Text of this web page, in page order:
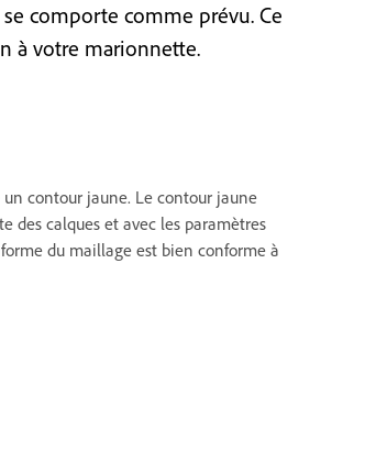
comporte comme prévu. Ce
à votre marionnette.
contour jaune. Le contour jaune
des calques et avec les paramètres
du maillage est bien conforme à